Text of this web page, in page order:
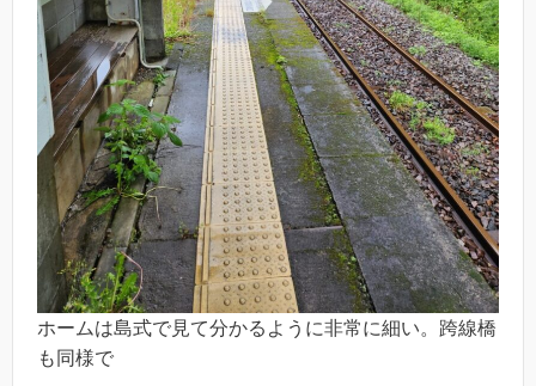
ホームは島式で見て分かるように非常に細い。跨線橋
も同様で